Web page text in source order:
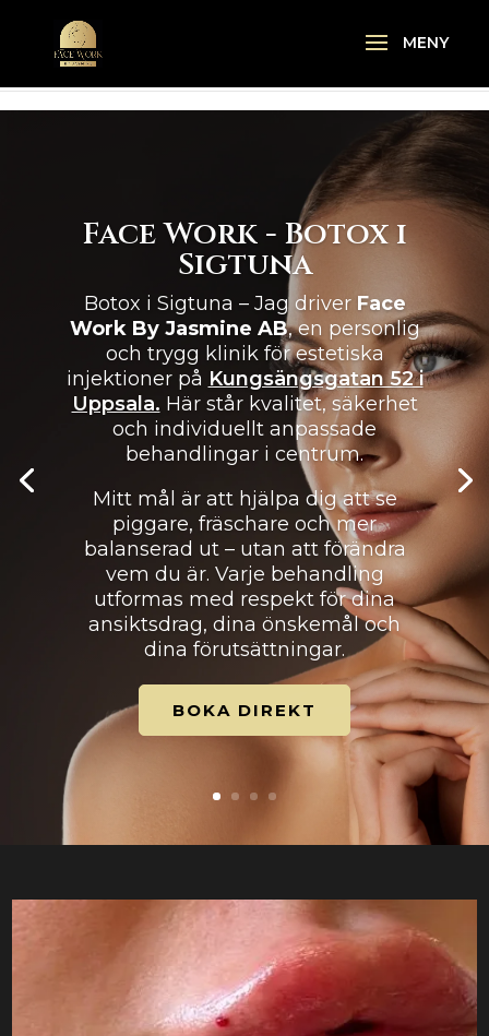
Face Work - Botox i
Sigtuna
Botox i Sigtuna – Jag driver Face
Work By Jasmine AB, en personlig
och trygg klinik för estetiska
injektioner på Kungsängsgatan 52 i
Uppsala. Här står kvalitet, säkerhet
och individuellt anpassade
behandlingar i centrum.
Mitt mål är att hjälpa dig att se
piggare, fräschare och mer
balanserad ut – utan att förändra
vem du är. Varje behandling
utformas med respekt för dina
ansiktsdrag, dina önskemål och
dina förutsättningar.
BOKA DIREKT